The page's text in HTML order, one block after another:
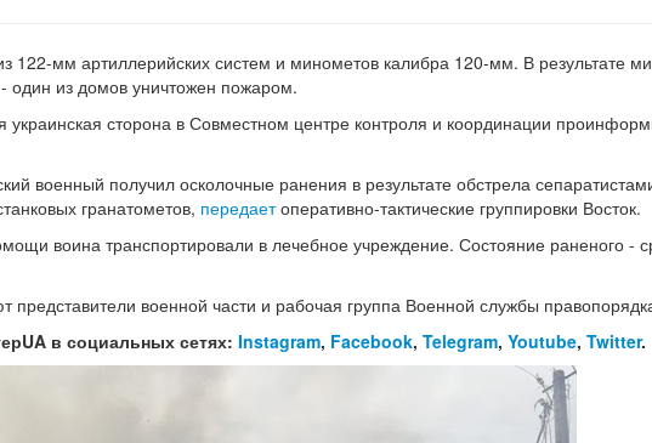
122-мм артиллерийских систем и минометов калибра 120-мм. В результате
один из домов уничтожен пожаром.
сторона в Совместном центре контроля и координации
военный получил осколочные ранения в результате обстрела
гранатометов, передаетоперативно-тактические группировки Восток.
воина транспортировали в лечебное учреждение. Состояние раненого -
представители военной части и рабочая группа Военной службы
в социальных сетях: Instagram, Facebook, Telegram, Youtube, Twitter.